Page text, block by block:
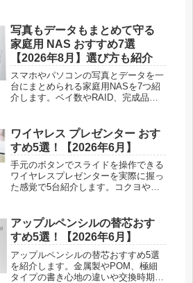
写真もデータもまとめて守る
家庭用 NAS おすすめ7選
【2026年8月】選び方も紹介
スマホやパソコンの写真とデータを一
台にまとめられる家庭用NASを7つ紹
介します。ベイ数やRAID、完成品と
ワイヤレス プレゼンター おす
すめ5選！【2026年6月】
手元のボタンでスライドを操作できる
ワイヤレスプレゼンターを実際に握っ
た感覚で5台紹介します。コクヨやロ
きました。
アップルペンシルの替芯おす
すめ5選！【2026年6月】
アップルペンシルの替芯おすすめ5選
を紹介します。金属製やPOM、極細
タイプの書き心地の違いや交換時期、